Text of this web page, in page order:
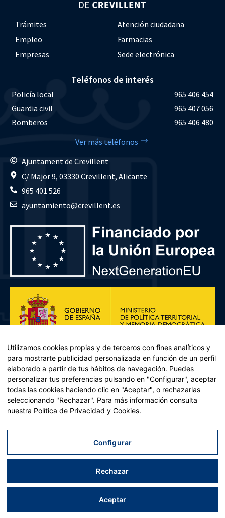
Trámites
Atención ciudadana
Empleo
Farmacias
Empresas
Sede electrónica
Teléfonos de interés
Policía local
965 406 454
Guardia civil
965 407 056
Bomberos
965 406 480
Ver más teléfonos
Ajuntament de Crevillent
C/ Major 9, 03330 Crevillent, Alicante
965 401 526
ayuntamiento@crevillent.es
Plan de Recuperación, Transformación y Resiliencia – Financiado por
Recuperación y resiliencia, establecido por el Reglamento (UE)
2021/241 del Parlamento Europeo y del Consejo, de 12 de febrero
Aviso legal|Política de privacidad|Política de cookies|Accesibilidad|Mapa web
| Desarrollado porTrestristes
Utilizamos cookies propias y de terceros con fines analíticos y
para mostrarte publicidad personalizada en función de un perfil
elaborado a partir de tus hábitos de navegación. Puedes
personalizar tus preferencias pulsando en "Configurar", aceptar
todas las cookies haciendo clic en "Aceptar", o rechazarlas
seleccionando "Rechazar". Para más información consulta
nuestra Política de Privacidad y Cookies.
Configurar
Rechazar
Aceptar